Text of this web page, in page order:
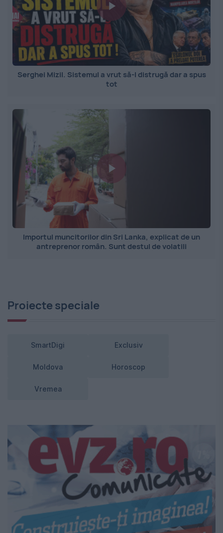
Serghei Mizil. Sistemul a vrut să-l distrugă dar a spus
tot
Importul muncitorilor din Sri Lanka, explicat de un
antreprenor român. Sunt destul de volatili
Proiecte speciale
SmartDigi Exclusiv
Moldova Horoscop
Vremea